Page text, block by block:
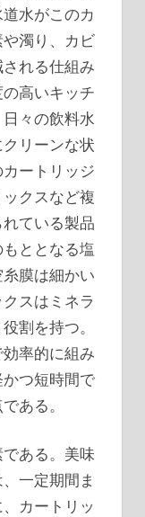
水がこのカ
濁り、カビ
れる仕組み
高いキッチ
々の飲料水
リーンな状
ートリッジ
クスなど複
ている製品
ととなる塩
膜は細かい
スはミネラ
割を持つ。
率的に組み
つ短時間で
ある。
ある。美味
一定期間ま
カートリッ